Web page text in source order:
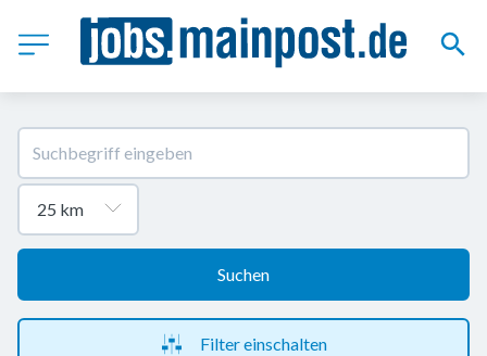
Suchen
Filter einschalten